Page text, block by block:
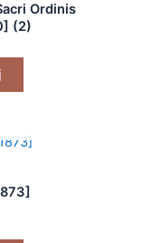
Ordinis
(2)